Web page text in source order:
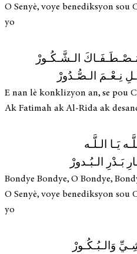
O Senyè, voye benediksyon
yo
الـشَّـكُـورْ
نِـعْـمَ الـصُّـدُورْ
E nan lè konklizyon an, se pou
Ak Fatimah ak Al-Rida ak
يَـا الـلَّـه
بَـدْرِ الـبُـدورْ
Bondye Bondye, O Bondye,
O Senyè, voye benediksyon
yo
وَالـبُـكُـورْ